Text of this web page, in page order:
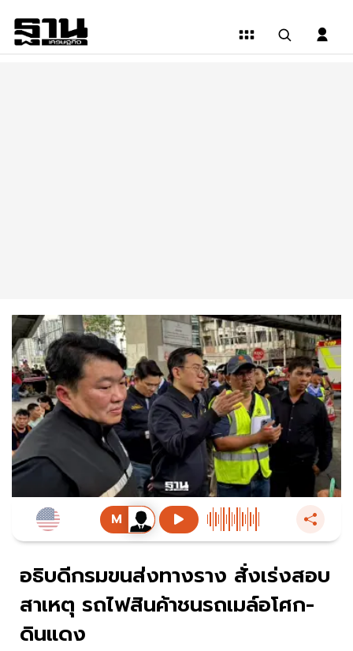
อธิบดีกรมขนส่งทางราง สั่งเร่งสอบ
สาเหตุ รถไฟสินค้าชนรถเมล์อโศก-
ดินแดง